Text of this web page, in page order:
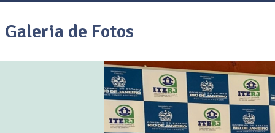
Galeria de Fotos